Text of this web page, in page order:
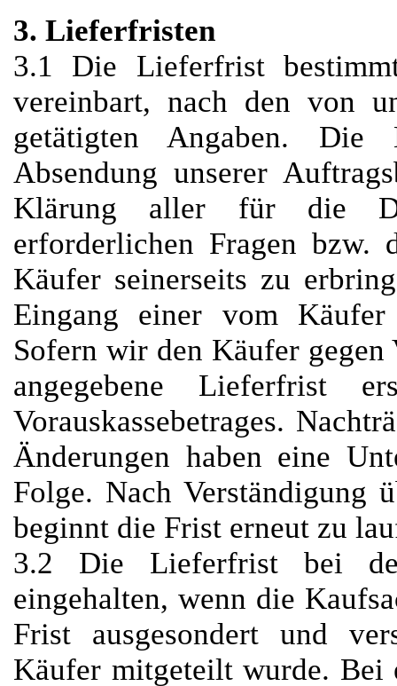
3. Lieferfristen
3.1 Die Lieferfrist
vereinbart, nach den von
getätigten Angaben.
Absendung unserer
Klärung aller für die
erforderlichen Fragen bzw.
Käufer seinerseits zu
Eingang einer vom
Sofern wir den Käufer
angegebene Lieferfrist
Vorauskassebetrages.
Änderungen haben eine
Folge. Nach Verständigung
beginnt die Frist erneut zu
3.2 Die Lieferfrist bei
eingehalten, wenn die
Frist ausgesondert und
Käufer mitgeteilt wurde. Bei